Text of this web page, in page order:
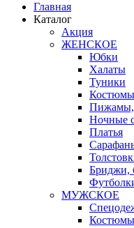
Главная
Каталог
Акция
ЖЕНСКОЕ
Юбки
Халаты
Туники
Костюмы
Пижамы,
Ночные
Платья
Бриджи,
МУЖСКОЕ